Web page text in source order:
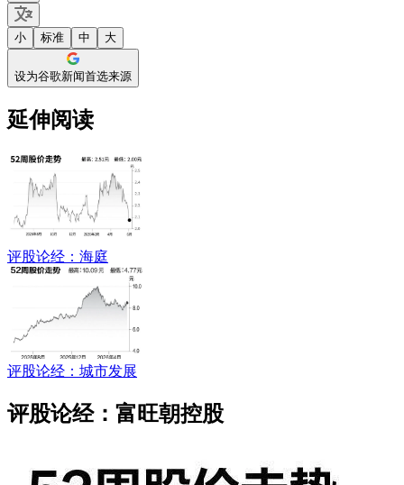
小 标准 中 大
设为谷歌新闻首选来源
延伸阅读
评股论经：海庭
评股论经：城市发展
评股论经：富旺朝控股